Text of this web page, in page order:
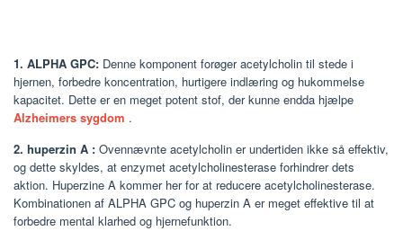
1. ALPHA GPC: Denne komponent forøger acetylcholin til stede i
hjernen, forbedre koncentration, hurtigere indlæring og hukommelse
kapacitet. Dette er en meget potent stof, der kunne endda hjælpe
Alzheimers sygdom .
2. huperzin A : Ovennævnte acetylcholin er undertiden ikke så effektiv,
og dette skyldes, at enzymet acetylcholinesterase forhindrer dets
aktion. Huperzine A kommer her for at reducere acetylcholinesterase.
Kombinationen af ALPHA GPC og huperzin A er meget effektive til at
forbedre mental klarhed og hjernefunktion.